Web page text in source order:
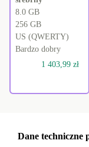
8.0 GB
256 GB
US (QWERTY)
Bardzo dobry
1 403,99 zł
Dane techniczne